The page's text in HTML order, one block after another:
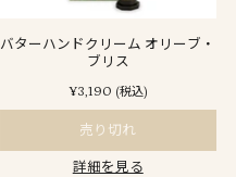
バターハンドクリーム オリーブ・
ブリス
¥3,190 (税込)
売り切れ
詳細を見る